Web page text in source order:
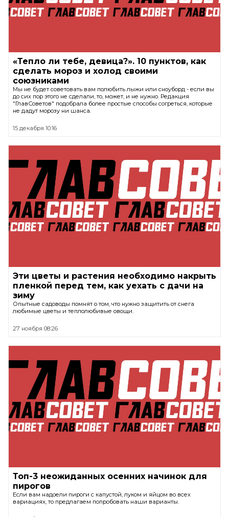
«Тепло ли тебе, девица?». 10 пунктов, как
сделать мороз и холод своими
союзниками
Мы не будет советовать вам полюбить лыжи или сноуборд - если вы
до сих пор этого не сделали, то, может, и не нужно. Редакция
"ГлавСоветов" подобрала более простые способы согреться, которые
не дадут морозу ни шанса.
15 декабря 10:16
Эти цветы и растения необходимо накрыть
пленкой перед тем, как уехать с дачи на
зиму
Опытные садоводы помнят о том, что нужно защитить от снега
любимые цветы и теплолюбивые овощи.
27 ноября 08:26
Топ-3 неожиданных осенних начинок для
пирогов
Если вам надоели пироги с капустой, луком и яйцом во всех
вариациях, то предлагаем попробовать наши варианты.